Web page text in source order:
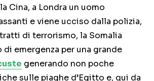
Cina, a Londra un uomo
e viene ucciso dalla polizia,
di terrorismo, la Somalia
emergenza per una grande
generando non poche
sulle piaghe d’Egitto e, qui da